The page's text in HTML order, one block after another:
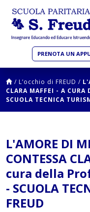
PRENOTA UN
/ L’occhio di FREUD /
CLARA MAFFEI - A CURA
SCUOLA TECNICA
L'AMORE DI
CONTESSA
cura della
- SCUOLA
FREUD